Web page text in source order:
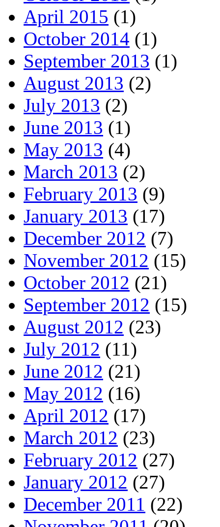
April 2015 (1)
October 2014 (1)
September 2013 (1)
August 2013 (2)
July 2013 (2)
June 2013 (1)
May 2013 (4)
March 2013 (2)
February 2013 (9)
January 2013 (17)
December 2012 (7)
November 2012 (15)
October 2012 (21)
September 2012 (15)
August 2012 (23)
July 2012 (11)
June 2012 (21)
May 2012 (16)
April 2012 (17)
March 2012 (23)
February 2012 (27)
January 2012 (27)
December 2011 (22)